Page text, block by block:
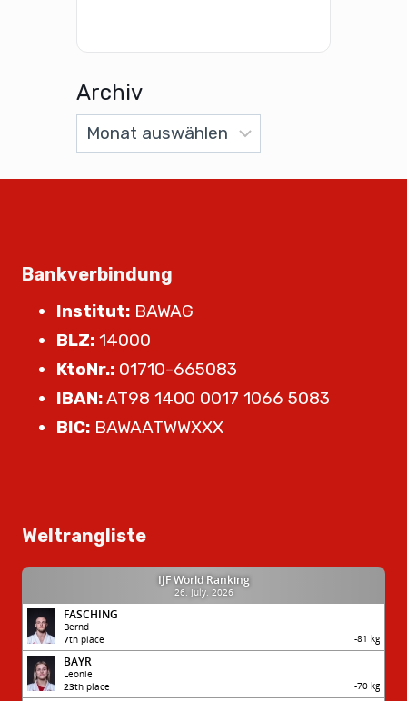
Archiv
Bankverbindung
Institut: BAWAG
BLZ: 14000
KtoNr.: 01710-665083
IBAN:AT98 1400 0017 1066 5083
BIC: BAWAATWWXXX
Weltrangliste